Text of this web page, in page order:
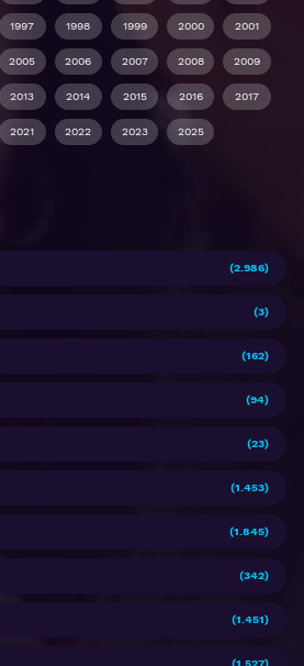
1997 1998 1999 2000 2001
2005 2006 2007 2008 2009
2013 2014 2015 2016 2017
2021 2022 2023 2025
(2.986)
(3)
(162)
(94)
(23)
(1.453)
(1.845)
(342)
(1.451)